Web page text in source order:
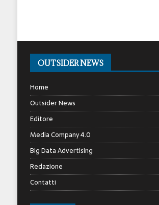
OUTSIDER NEWS
Home
Outsider News
Editore
Media Company 4.0
Big Data Advertising
Redazione
Contatti